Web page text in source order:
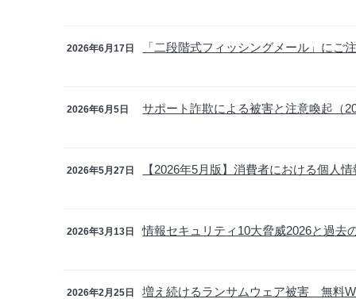
2026年6月17日 「二段階式フィッシングメール」にご
2026年6月5日 サポート詐欺による被害と注意喚起（
2026年5月27日 【2026年5月版】消費者における個人
2026年3月13日 情報セキュリティ10大脅威2026と過去
2026年2月25日 増え続けるランサムウェア被害 無料